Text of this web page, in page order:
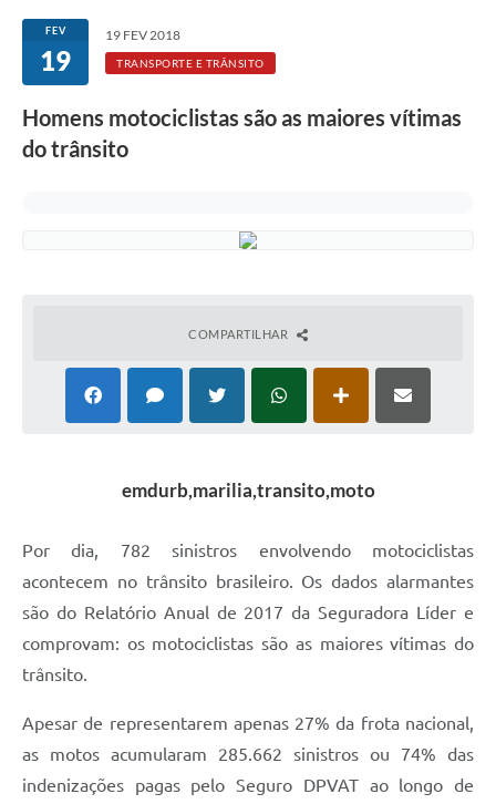
FEV
19
19 FEV 2018
TRANSPORTE E TRÂNSITO
Homens motociclistas são as maiores vítimas
do trânsito
COMPARTILHAR
emdurb,marilia,transito,moto
Por dia, 782 sinistros envolvendo motociclistas
acontecem no trânsito brasileiro. Os dados alarmantes
são do Relatório Anual de 2017 da Seguradora Líder e
comprovam: os motociclistas são as maiores vítimas do
trânsito.
Apesar de representarem apenas 27% da frota nacional,
as motos acumularam 285.662 sinistros ou 74% das
indenizações pagas pelo Seguro DPVAT ao longo de